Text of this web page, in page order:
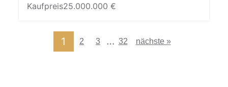
Kaufpreis25.000.000 €
1 2 3 … 32 nächste »